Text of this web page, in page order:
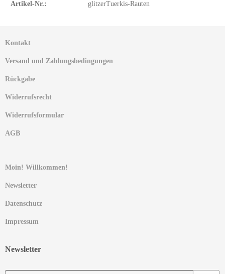
Artikel-Nr.: glitzerTuerkis-Rauten
Kontakt
Versand und Zahlungsbedingungen
Rückgabe
Widerrufsrecht
Widerrufsformular
AGB
Moin! Willkommen!
Newsletter
Datenschutz
Impressum
Newsletter